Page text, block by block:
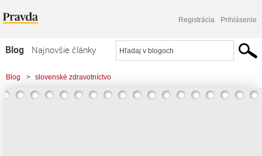
Registrácia Prihlásenie
Blog
Najnovšie články
Najčítanejšie články
Najkomentovanejšie články
Blog > slovenské zdravotníctvo